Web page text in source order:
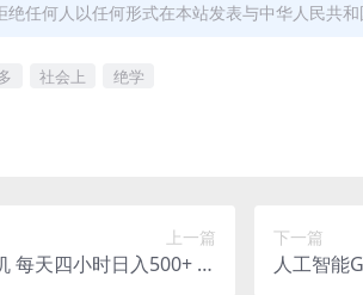
任何人以任何形式在本站发表与中华人民共和
社会上 绝学
上一篇
每天四小时日入500+ 可
下一篇
人工智能